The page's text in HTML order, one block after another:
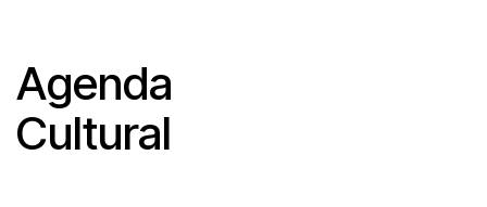
Agenda
Cultural